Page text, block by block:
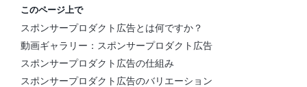
このページ上で
スポンサープロダクト広告とは何ですか？
動画ギャラリー：スポンサープロダクト広告
スポンサープロダクト広告の仕組み
スポンサープロダクト広告のバリエーション